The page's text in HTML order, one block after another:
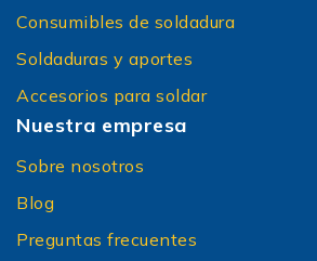
Consumibles de soldadura
Soldaduras y aportes
Accesorios para soldar
Nuestra empresa
Sobre nosotros
Blog
Preguntas frecuentes